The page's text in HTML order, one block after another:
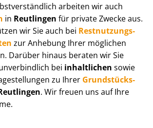
arbeiten wir auch
in Reutlingen für private Zwecke aus.
wir Sie auch bei Rest­nut­zungs­
zur Anhebung Ihrer möglichen
Darüber hinaus beraten wir Sie
bei inhaltlichen sowie
zu Ihrer Grund­stücks­
. Wir freuen uns auf Ihre